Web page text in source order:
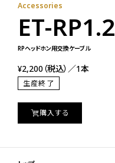
Accessories
ET-RP1.2
RPヘッドホン用交換ケーブル
¥2,200（税込）／1本
生産終了
購入する